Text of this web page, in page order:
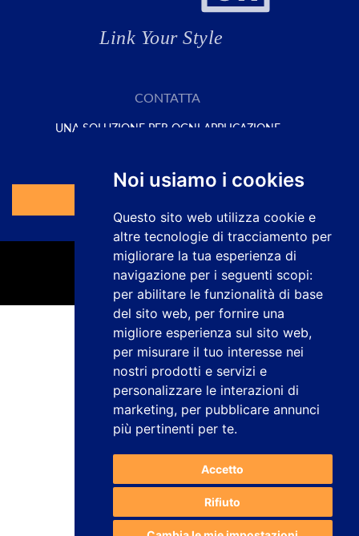
Noi usiamo i cookies
Questo sito web utilizza cookie e
altre tecnologie di tracciamento per
migliorare la tua esperienza di
navigazione per i seguenti scopi:
per abilitare le funzionalità di base
del sito web, per fornire una
migliore esperienza sul sito web,
per misurare il tuo interesse nei
nostri prodotti e servizi e
personalizzare le interazioni di
marketing, per pubblicare annunci
più pertinenti per te.
Accetto
Rifiuto
CONTATTA
UNA SOLUZIONE PER OGNI APPLICAZIONE
Informativa sulla privacy
Avviso legale
Politica sui cookie
Canale dei reclami
Lavora con noi
Configurare i cookie
Web design e sviluppo